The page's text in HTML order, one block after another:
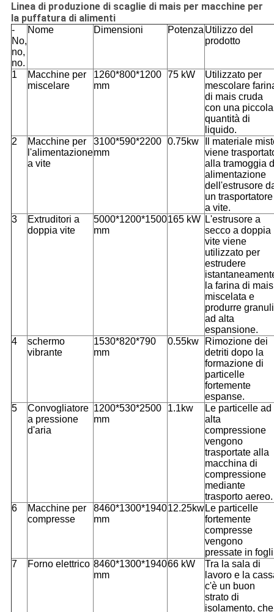
Linea di produzione di scaglie di mais per macchine per
la puffatura di alimenti
-
No,
no,
no.
Nome Dimensioni PotenzaUtilizzo del
prodotto
1
Macchine per
miscelare
1260*800*1200
mm
75 kW
Utilizzato per
mescolare
di mais cruda
con una piccola
quantità di
liquido.
2
Macchine per
l'alimentazione
a vite
3100*590*2200
mm
0.75kw
Il materiale
viene
alla tramoggia
alimentazione
dell'estrusore
un trasportatore
a vite.
3
Extruditori a
doppia vite
5000*1200*1500
mm
165 kW L'estrusore a
secco a doppia
vite viene
utilizzato per
estrudere
la farina di mais
miscelata e
produrre granuli
ad alta
espansione.
4
schermo
vibrante
1530*820*790
mm
0.55kw
Rimozione dei
detriti dopo la
formazione di
particelle
fortemente
espanse.
5
Convogliatore
a pressione
d'aria
1200*530*2500
mm
1.1kw
Le particelle ad
alta
compressione
vengono
trasportate alla
macchina di
compressione
mediante
trasporto aereo.
6
Macchine per
compresse
8460*1300*1940
mm
12.25kwLe particelle
fortemente
compresse
vengono
pressate in
7
Forno elettrico 8460*1300*1940
mm
66 kW
Tra la sala di
lavoro e la
c'è un buon
strato di
isolamento, che